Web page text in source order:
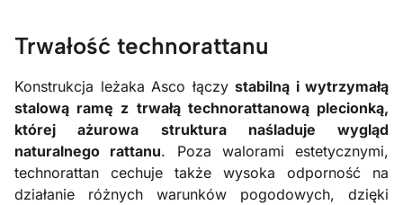
Trwałość technorattanu
Konstrukcja leżaka Asco łączy stabilną i wytrzymałą
stalową ramę z trwałą technorattanową plecionką,
której ażurowa struktura naśladuje wygląd
naturalnego rattanu. Poza walorami estetycznymi,
technorattan cechuje także wysoka odporność na
działanie różnych warunków pogodowych, dzięki